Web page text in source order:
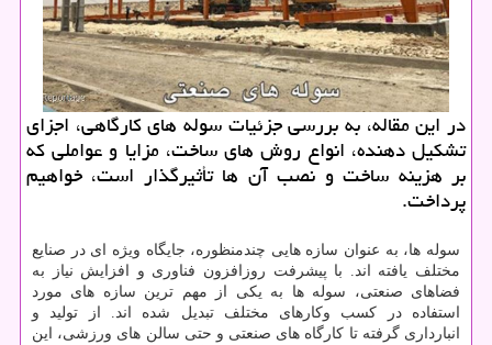
در این مقاله، به بررسی جزئیات سوله ‌های کارگاهی، اجزای
تشکیل‌ دهنده، انواع روش ‌های ساخت، مزایا و عواملی که
بر هزینه ساخت و نصب آن‌ ها تأثیرگذار است، خواهیم
پرداخت.
سوله‌ ها، به‌ عنوان سازه‌ هایی چندمنظوره، جایگاه ویژه ای در صنایع
مختلف یافته اند. با پیشرفت روزافزون فناوری و افزایش نیاز به
فضاهای صنعتی، سوله ‌ها به یکی از مهم ‌ترین سازه ‌های مورد
استفاده در کسب‌ وکارهای مختلف تبدیل شده ‌اند. از تولید و
انبارداری گرفته تا کارگاه ‌های صنعتی و حتی سالن‌ های ورزشی، این